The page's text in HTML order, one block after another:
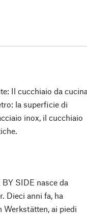
Il cucchiaio da
la superficie di
inox, il cucchiaio
SIDE nasce da
Dieci anni fa, ha
Werkstätten, ai piedi